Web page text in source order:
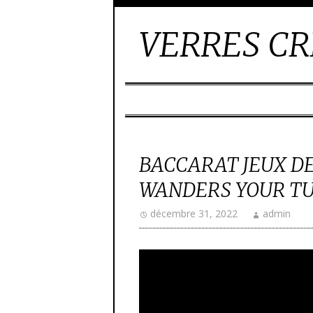
VERRES
BACCARAT JEUX
WANDERS YOUR
décembre 31, 2022 admin